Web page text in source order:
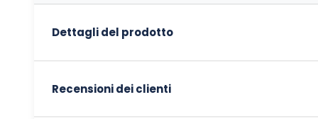
Dettagli del prodotto
Recensioni dei clienti